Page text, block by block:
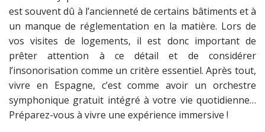
est souvent dû à l’ancienneté de certains bâtiments et à
un manque de réglementation en la matière. Lors de
vos visites de logements, il est donc important de
prêter attention à ce détail et de considérer
l’insonorisation comme un critère essentiel. Après tout,
vivre en Espagne, c’est comme avoir un orchestre
symphonique gratuit intégré à votre vie quotidienne…
Préparez-vous à vivre une expérience immersive !